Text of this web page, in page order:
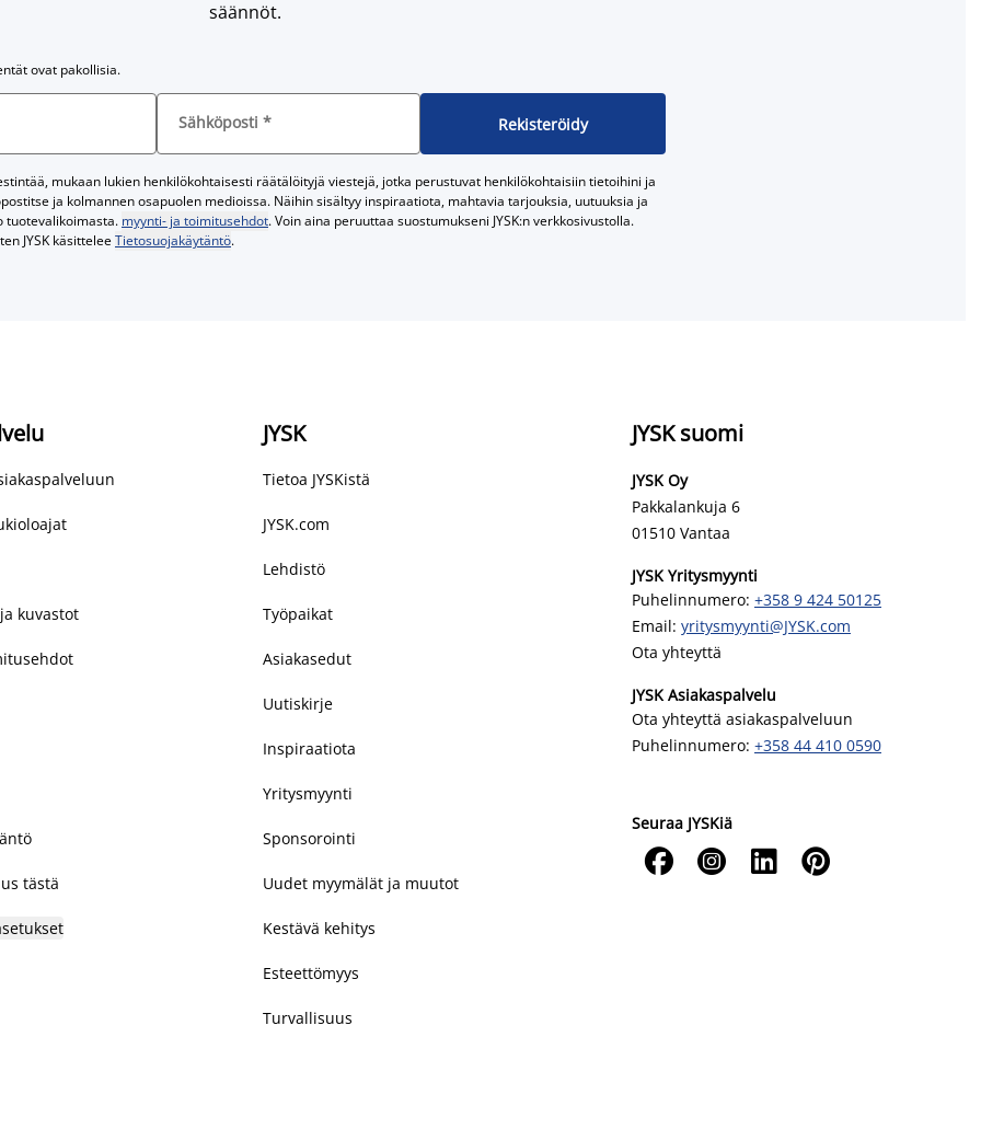
säännöt.
ovat pakollisia.
Sähköposti * Rekisteröidy
mukaan lukien henkilökohtaisesti räätälöityjä viestejä, jotka perustuvat henkilökohtaisiin tietoihini ja
ja kolmannen osapuolen medioissa. Näihin sisältyy inspiraatiota, mahtavia tarjouksia, uutuuksia ja
tuotevalikoimasta. myynti- ja toimitusehdot. Voin aina peruuttaa suostumukseni JYSK:n verkkosivustolla.
JYSK käsitteleeTietosuojakäytäntö.
kuvastot
tästä
JYSK
Tietoa JYSKistä
JYSK.com
Lehdistö
Työpaikat
Asiakasedut
Uutiskirje
Inspiraatiota
Yritysmyynti
Sponsorointi
Uudet myymälät ja muutot
Kestävä kehitys
Esteettömyys
Turvallisuus
JYSK suomi
JYSK Oy
Pakkalankuja 6
01510 Vantaa
JYSK Yritysmyynti
Puhelinnumero: +358 9 424 50125
Email: yritysmyynti@JYSK.com
Ota yhteyttä
JYSK Asiakaspalvelu
Ota yhteyttä asiakaspalveluun
Puhelinnumero: +358 44 410 0590
Seuraa JYSKiä
   